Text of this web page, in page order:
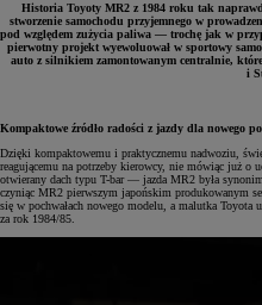
Historia Toyoty MR2 z 1984 roku tak
stworzenie samochodu przyjemnego w
pod względem zużycia paliwa — trochę jak w
pierwotny projekt wyewoluował w sportowy
auto z silnikiem zamontowanym centralnie, które
i
Kompaktowe źródło radości z jazdy dla nowego
Dzięki kompaktowemu i praktycznemu nadwoziu,
reagującemu na potrzeby kierowcy, nie mówiąc już o
otwierany dach typu T-bar — jazda MR2 była
czyniąc MR2 pierwszym japońskim produkowanym
się w pochwałach nowego modelu, a malutka Toyota
za rok 1984/85.